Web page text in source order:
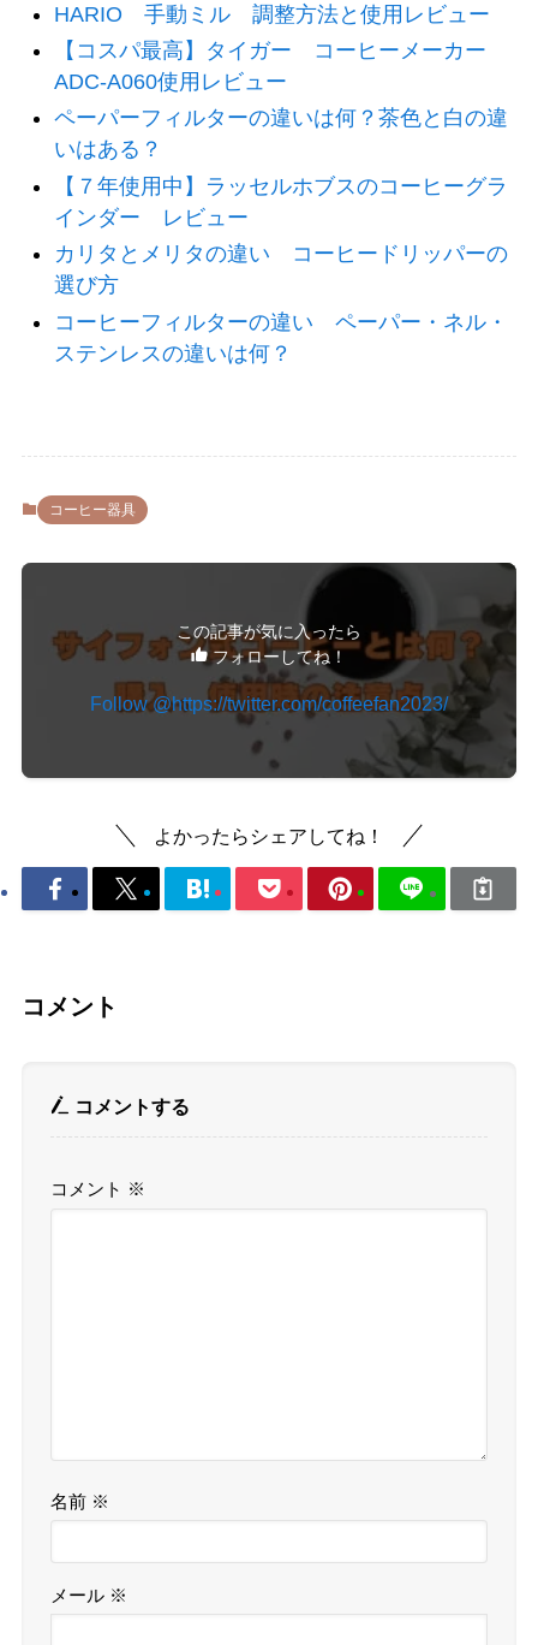
HARIO 手動ミル 調整方法と使用レビュー
【コスパ最高】タイガー コーヒーメーカー
ADC-A060使用レビュー
ペーパーフィルターの違いは何？茶色と白の違
いはある？
【７年使用中】ラッセルホブスのコーヒーグラ
インダー レビュー
カリタとメリタの違い コーヒードリッパーの
選び方
コーヒーフィルターの違い ペーパー・ネル・
ステンレスの違いは何？
コーヒー器具
この記事が気に入ったら
フォローしてね！
Follow @https://twitter.com/coffeefan2023/
よかったらシェアしてね！
コメント
コメントする
コメント ※
名前 ※
メール ※